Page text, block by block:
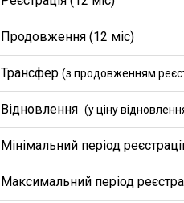
Продовження (12 міс)
Трансфер (з продовженням
Відновлення (у ціну
Мінімальний період
Максимальний період